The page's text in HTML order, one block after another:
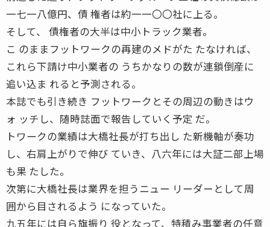
一七一八億円、債 権者は約一一〇〇社に上る。
そして、 債権者の大半は中小トラック業者。
こ のままフットワークの再建のメドがた たなければ、
これら下請け中小業者の うちかなりの数が連鎖倒産に
追い込ま れると予測される。
本誌でも引き続き フットワークとその周辺の動きはウ
ォ ッチし、随時誌面で報告していく予定 だ。
トワークの業績は大橋社長が打ち出し た新機軸が奏功
し、右肩上がりで伸び ていき、八六年には大証二部上場
も果 たした。
次第に大橋社長は業界を担うニュー リーダーとして周
囲から目されるよう になっていた。
九五年には自ら旗振り 役となって、特積み事業者の任意